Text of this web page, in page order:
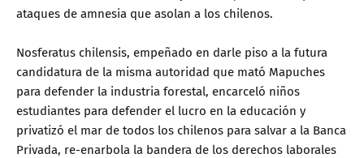
ataques de amnesia que asolan a los chilenos.
Nosferatus chilensis, empeñado en darle piso a la futura
candidatura de la misma autoridad que mató Mapuches
para defender la industria forestal, encarceló niños
estudiantes para defender el lucro en la educación y
privatizó el mar de todos los chilenos para salvar a la Banca
Privada, re-enarbola la bandera de los derechos laborales